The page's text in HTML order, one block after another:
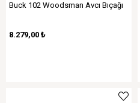
Buck 102 Woodsman Avcı Bıçağı
8.279,00 ₺